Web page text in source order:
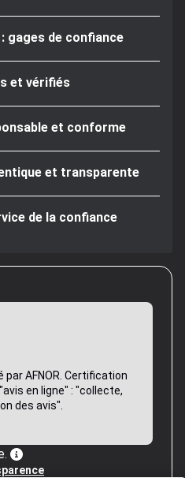
gages de confiance
et vérifiés
et conforme
et transparente
de la confiance
AFNOR. Certification
en ligne" : "collecte,
des avis".